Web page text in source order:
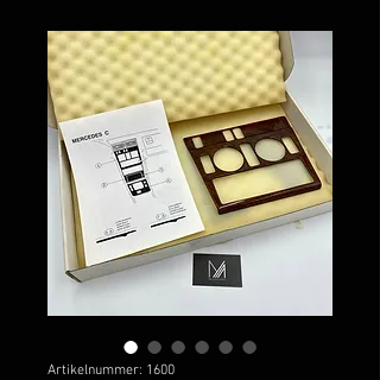
Artikelnummer: 1600